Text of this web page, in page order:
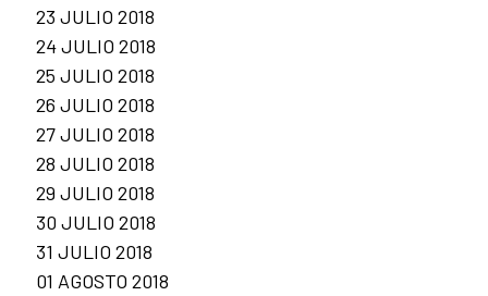
23 JULIO 2018
24 JULIO 2018
25 JULIO 2018
26 JULIO 2018
27 JULIO 2018
28 JULIO 2018
29 JULIO 2018
30 JULIO 2018
31 JULIO 2018
01 AGOSTO 2018